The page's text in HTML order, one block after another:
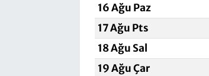
16 Ağu Paz
17 Ağu Pts
18 Ağu Sal
19 Ağu Çar